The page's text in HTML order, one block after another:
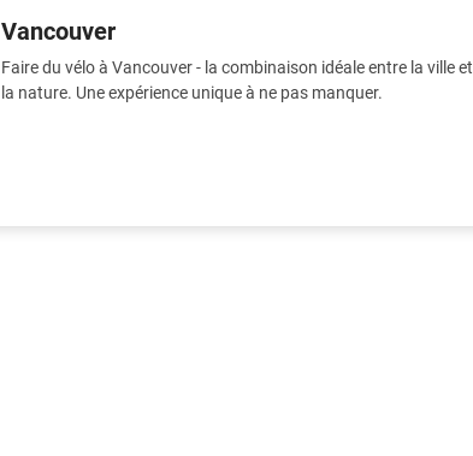
Vancouver
Faire du vélo à Vancouver - la combinaison idéale entre la ville et
la nature. Une expérience unique à ne pas manquer.